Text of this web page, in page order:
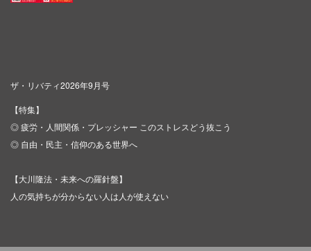
ザ・リバティ2026年9月号
【特集】
◎ 疲労・人間関係・プレッシャー このストレスどう抜こう
◎ 自由・民主・信仰のある世界へ
【大川隆法・未来への羅針盤】
人の気持ちが分からない人は人が使えない